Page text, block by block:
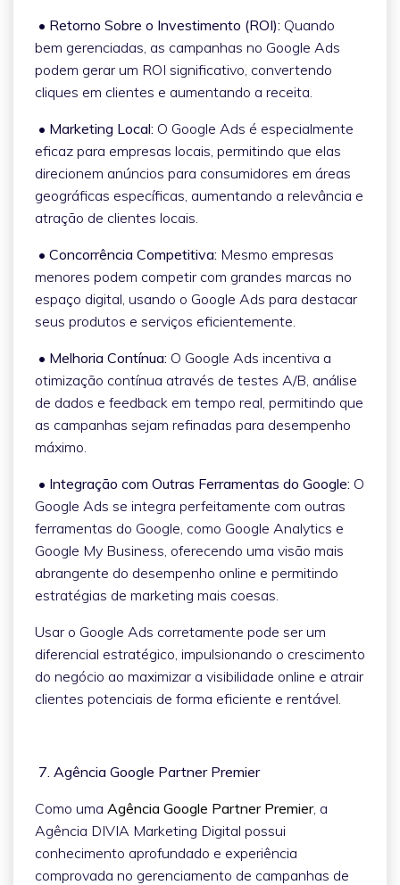
• Retorno Sobre o Investimento (ROI): Quando
bem gerenciadas, as campanhas no Google Ads
podem gerar um ROI significativo, convertendo
cliques em clientes e aumentando a receita.
• Marketing Local: O Google Ads é especialmente
eficaz para empresas locais, permitindo que elas
direcionem anúncios para consumidores em áreas
geográficas específicas, aumentando a relevância e
atração de clientes locais.
• Concorrência Competitiva: Mesmo empresas
menores podem competir com grandes marcas no
espaço digital, usando o Google Ads para destacar
seus produtos e serviços eficientemente.
• Melhoria Contínua: O Google Ads incentiva a
otimização contínua através de testes A/B, análise
de dados e feedback em tempo real, permitindo que
as campanhas sejam refinadas para desempenho
máximo.
• Integração com Outras Ferramentas do Google: O
Google Ads se integra perfeitamente com outras
ferramentas do Google, como Google Analytics e
Google My Business, oferecendo uma visão mais
abrangente do desempenho online e permitindo
estratégias de marketing mais coesas.
Usar o Google Ads corretamente pode ser um
diferencial estratégico, impulsionando o crescimento
do negócio ao maximizar a visibilidade online e atrair
clientes potenciais de forma eficiente e rentável.
7. Agência Google Partner Premier
Como uma Agência Google Partner Premier, a
Agência DIVIA Marketing Digital possui
conhecimento aprofundado e experiência
comprovada no gerenciamento de campanhas de